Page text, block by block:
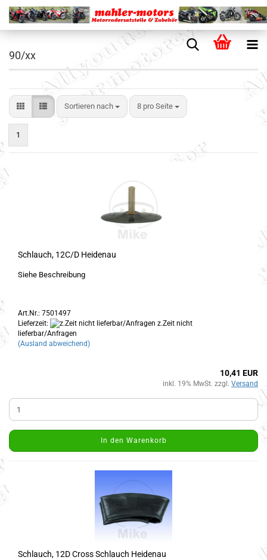
90/xx
Sortieren nach 8 pro Seite
1
Schlauch, 12C/D Heidenau
Siehe Beschreibung
Art.Nr.: 7501497
Lieferzeit:
z.Zeit nicht
lieferbar/Anfragen
(Ausland abweichend)
10,41 EUR
inkl. 19% MwSt. zzgl. Versand
In den Warenkorb
Schlauch, 12D Cross Schlauch Heidenau